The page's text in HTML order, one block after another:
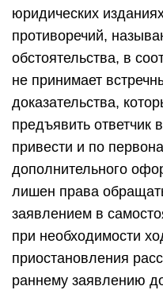
юридических
противоречий,
обстоятельства, в
не принимает
доказательства,
предъявить ответчик
привести и по
дополнительного
лишен права
заявлением в
при необходимости
приостановления
раннему заявлению